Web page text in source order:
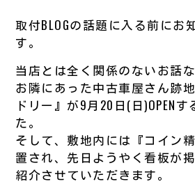
取付BLOGの話題に入る前にお
す。
当店とは全く関係のないお話
お隣にあった中古車屋さん跡
ドリー』が9月20日(日)OPEN
た。
そして、敷地内には『コイン
置され、先日ようやく看板が
紹介させていただきます。